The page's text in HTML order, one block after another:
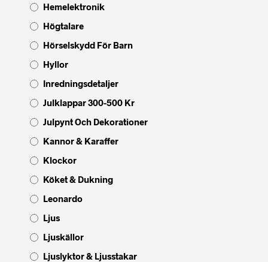
Hemelektronik
Högtalare
Hörselskydd För Barn
Hyllor
Inredningsdetaljer
Julklappar 300-500 Kr
Julpynt Och Dekorationer
Kannor & Karaffer
Klockor
Köket & Dukning
Leonardo
Ljus
Ljuskällor
Ljuslyktor & Ljusstakar